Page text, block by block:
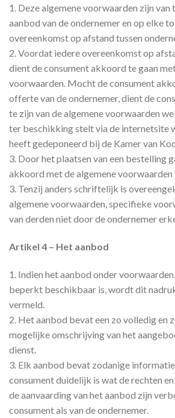
1. Deze algemene voorwaarden zijn van
aanbod van de ondernemer en op elke
overeenkomst op afstand tussen
2. Voordat iedere overeenkomst op
dient de consument akkoord te gaan
voorwaarden. Mocht de consument
offerte van de ondernemer, dient de
te zijn van de algemene voorwaarden
ter beschikking stelt via de internetsite
heeft gedeponeerd bij de Kamer van
3. Door het plaatsen van een bestelling
akkoord met de algemene voorwaarden
3. Tenzij anders schriftelijk is
algemene voorwaarden, specifieke
van derden niet door de ondernemer
Artikel 4 – Het aanbod
1. Indien het aanbod onder
beperkt beschikbaar is, wordt dit
vermeld.
2. Het aanbod bevat een zo volledig en
mogelijke omschrijving van het
dienst.
3. Elk aanbod bevat zodanige
consument duidelijk is wat de rechten
de aanvaarding van het aanbod zijn
consument als van de ondernemer.